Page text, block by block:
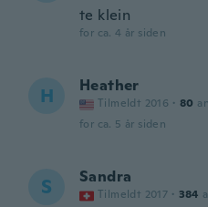
te klein
for ca. 4 år siden
H Heather
Tilmeldt 2016 · 80
for ca. 5 år siden
S Sandra
Tilmeldt 2017 · 384